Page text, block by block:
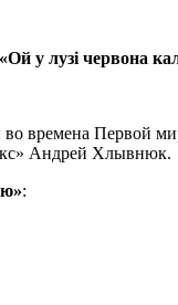
«Ой у лузі червона
времена Первой
Андрей Хлывнюк.
: